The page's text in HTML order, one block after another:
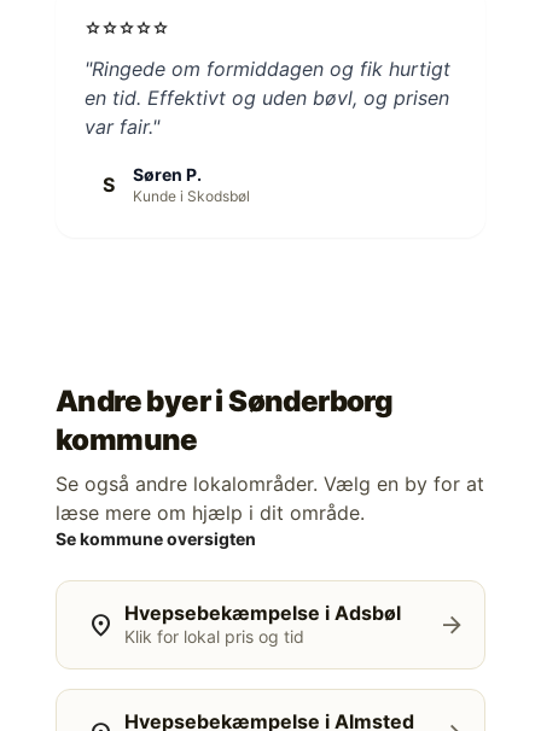
starstarstarstarstar
"Ringede om formiddagen og fik hurtigt
en tid. Effektivt og uden bøvl, og prisen
var fair."
S Søren P.
Kunde i Skodsbøl
Andre byer iSønderborg
kommune
Se også andre lokalområder. Vælg en by for at
læse mere om hjælp i dit område.
Se kommune oversigten
location_on Hvepsebekæmpelse i Adsbøl
Klik for lokal pris og tid arrow_forward
Hvepsebekæmpelse i Almsted